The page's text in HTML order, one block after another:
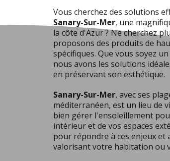
Vous cherchez des solutions
Sanary-Sur-Mer, une
la côte d'Azur ? Ne cherchez
proposons des produits de
spécifiques. Que vous soyez
nous avons les solutions
en préservant son esthétique.
Sanary-Sur-Mer, avec ses
méditerranéen, est un lieu de
bien gérer l'ensoleillement
intérieur et de vos espaces
pour répondre à ces enjeux
valorisant votre habitation ou